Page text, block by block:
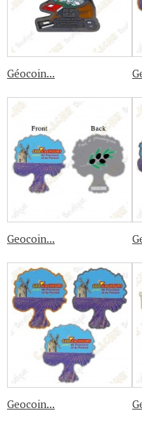
Géocoin...
Geocoin...
Geocoin...